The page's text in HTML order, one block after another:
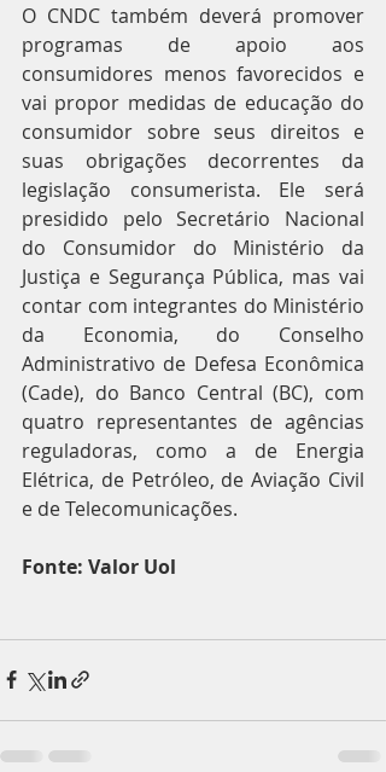
O CNDC também deverá promover
programas de apoio aos
consumidores menos favorecidos e
vai propor medidas de educação do
consumidor sobre seus direitos e
suas obrigações decorrentes da
legislação consumerista. Ele será
presidido pelo Secretário Nacional
do Consumidor do Ministério da
Justiça e Segurança Pública, mas vai
contar com integrantes do Ministério
da Economia, do Conselho
Administrativo de Defesa Econômica
(Cade), do Banco Central (BC), com
quatro representantes de agências
reguladoras, como a de Energia
Elétrica, de Petróleo, de Aviação Civil
e de Telecomunicações.
Fonte: Valor Uol